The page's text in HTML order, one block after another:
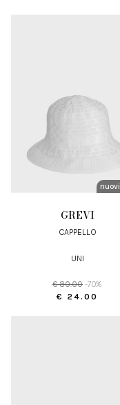
GREVI
CAPPELLO
UNI
€ 80.00 -70%
€ 24.00